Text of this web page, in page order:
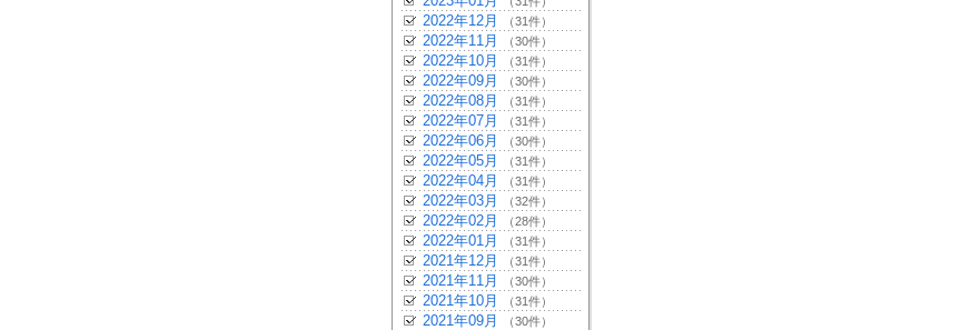
2022年12月 （31件）
2022年11月 （30件）
2022年10月 （31件）
2022年09月 （30件）
2022年08月 （31件）
2022年07月 （31件）
2022年06月 （30件）
2022年05月 （31件）
2022年04月 （31件）
2022年03月 （32件）
2022年02月 （28件）
2022年01月 （31件）
2021年12月 （31件）
2021年11月 （30件）
2021年10月 （31件）
2021年09月 （30件）